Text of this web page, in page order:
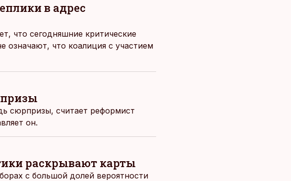
в адрес
что сегодняшние критические
означают, что коалиция с участием
сюрпризы, считает реформист
он.
раскрывают карты
с большой долей вероятности